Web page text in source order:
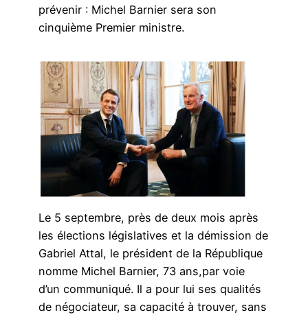
prévenir : Michel Barnier sera son
cinquième Premier ministre.
Le 5 septembre, près de deux mois après
les élections législatives et la démission de
Gabriel Attal, le président de la République
nomme Michel Barnier, 73 ans,par voie
d’un communiqué. Il a pour lui ses qualités
de négociateur, sa capacité à trouver, sans